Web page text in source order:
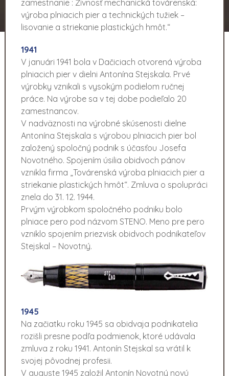
zamestnanie : Živnosť mechanická továrenská:
výroba plniacich pier a technických tužiek –
lisovanie a striekanie plastických hmôt.“
1941
V januári 1941 bola v Dačiciach otvorená výroba
plniacich pier v dielni Antonína Stejskala. Prvé
výrobky vznikali s vysokým podielom ručnej
práce. Na výrobe sa v tej dobe podieľalo 20
zamestnancov.
V nadväznosti na výrobné skúsenosti dielne
Antonína Stejskala s výrobou plniacich pier bol
založený spoločný podnik s účasťou Josefa
Novotného. Spojením úsilia obidvoch pánov
vznikla firma „Továrenská výroba plniacich pier a
striekanie plastických hmôt“. Zmluva o spolupráci
znela do 31. 12. 1944.
Prvým výrobkom spoločného podniku bolo
plniace pero pod názvom STENO. Meno pre pero
vzniklo spojením priezvisk obidvoch podnikateľov
Stejskal – Novotný.
1945
Na začiatku roku 1945 sa obidvaja podnikatelia
rozišli presne podľa podmienok, ktoré udávala
zmluva z roku 1941. Antonín Stejskal sa vrátil k
svojej pôvodnej profesii.
V auguste 1945 založil Antonín Novotný novú